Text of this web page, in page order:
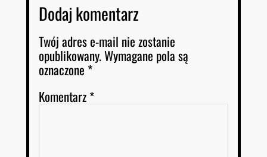
Dodaj komentarz
Twój adres e-mail nie zostanie
opublikowany.Wymagane pola są
oznaczone *
Komentarz*